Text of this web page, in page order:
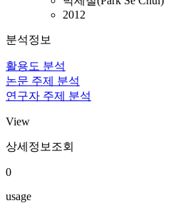
2012
분석정보
활용도 분석
논문 주제 분석
연구자 주제 분석
View
상세정보조회
0
usage